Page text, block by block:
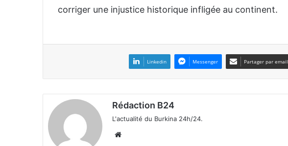
corriger une injustice historique infligée au continent.
Linkedin Messenger Partager par email
Rédaction B24
L'actualité du Burkina 24h/24.